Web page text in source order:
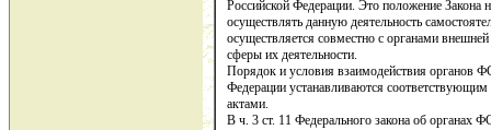
Российской Федерации. Это положение Закона
осуществлять данную деятельность
осуществляется совместно с органами
сферы их деятельности.
Порядок и условия взаимодействия органов
Федерации устанавливаются
актами.
В ч. 3 ст. 11 Федерального закона об органах